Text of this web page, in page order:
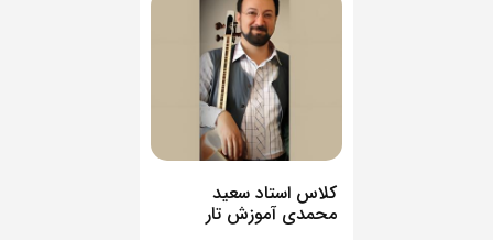
کلاس استاد سعید
محمدی آموزش تار